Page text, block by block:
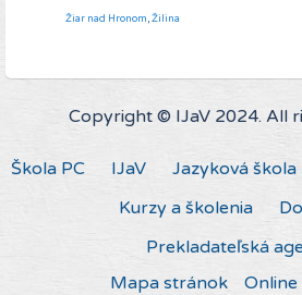
Žiar nad Hronom,Žilina
Copyright © IJaV 2024. All
Škola PC IJaV Jazyková škola
Kurzy a školenia
Prekladateľská
Mapa stránok